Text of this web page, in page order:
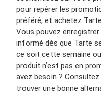
pour repérer les
préféré, et achetez
Vous pouvez
informé dès que Tarte
ce soit cette semaine
produit n’est pas en
avez besoin ?
trouver une bonne